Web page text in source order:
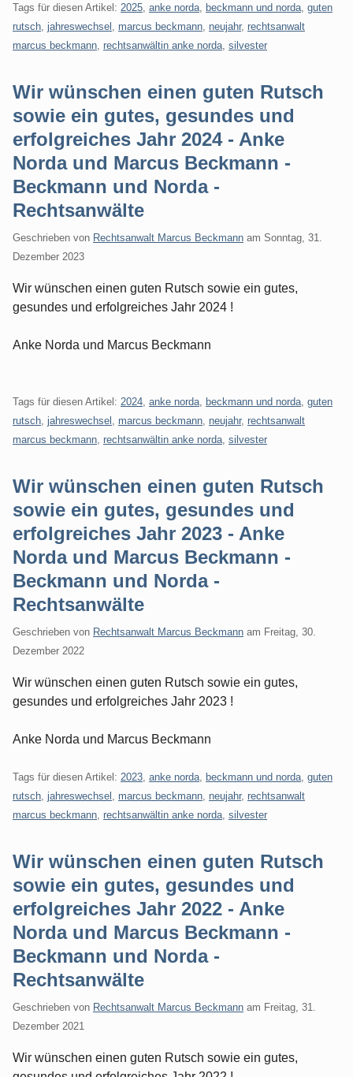
Tags für diesen Artikel: 2025 anke norda beckmann und norda guten
rutsch jahreswechsel marcus beckmann neujahr, rechtsanwalt
marcus beckmann rechtsanwältin anke norda silvester
Wir wünschen einen guten Rutsch
sowie ein gutes, gesundes und
erfolgreiches Jahr 2024 - Anke
Norda und Marcus Beckmann -
Beckmann und Norda -
Rechtsanwälte
Geschrieben von Rechtsanwalt Marcus Beckmann am Sonntag, 31.
Dezember 2023
Wir wünschen einen guten Rutsch sowie ein gutes,
gesundes und erfolgreiches Jahr 2024 !
Anke Norda und Marcus Beckmann
Tags für diesen Artikel: 2024 anke norda beckmann und norda guten
rutsch jahreswechsel marcus beckmann neujahr, rechtsanwalt
marcus beckmann rechtsanwältin anke norda silvester
Wir wünschen einen guten Rutsch
sowie ein gutes, gesundes und
erfolgreiches Jahr 2023 - Anke
Norda und Marcus Beckmann -
Beckmann und Norda -
Rechtsanwälte
Geschrieben von Rechtsanwalt Marcus Beckmann am Freitag, 30.
Dezember 2022
Wir wünschen einen guten Rutsch sowie ein gutes,
gesundes und erfolgreiches Jahr 2023 !
Anke Norda und Marcus Beckmann
Tags für diesen Artikel: 2023 anke norda beckmann und norda guten
rutsch jahreswechsel marcus beckmann neujahr, rechtsanwalt
marcus beckmann rechtsanwältin anke norda silvester
Wir wünschen einen guten Rutsch
sowie ein gutes, gesundes und
erfolgreiches Jahr 2022 - Anke
Norda und Marcus Beckmann -
Beckmann und Norda -
Rechtsanwälte
Geschrieben von Rechtsanwalt Marcus Beckmann am Freitag, 31.
Dezember 2021
Wir wünschen einen guten Rutsch sowie ein gutes,